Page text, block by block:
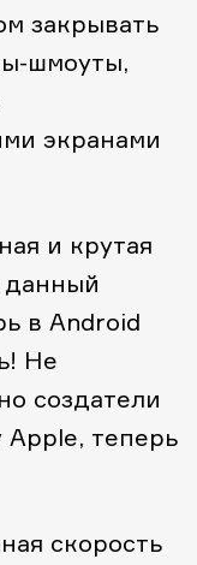
закрывать
шмоуты,
экранами
и крутая
данный
в Android
Не
создатели
теперь
скорость